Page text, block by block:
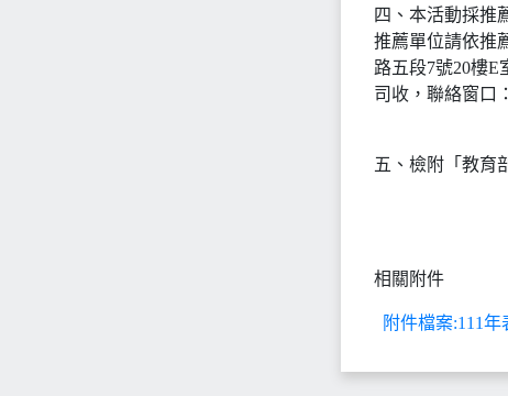
四、本活動採推
推薦單位請依推
路五段7號20樓
司收，聯絡窗口
五、檢附「教育
相關附件
附件檔案:111